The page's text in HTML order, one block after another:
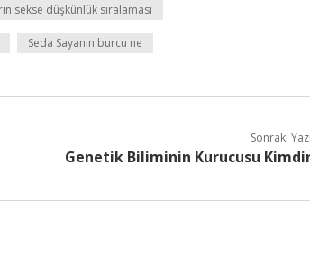
sekse düşkünlük sıralaması
Seda Sayanın burcu ne
Sonraki
Genetik Biliminin Kurucusu